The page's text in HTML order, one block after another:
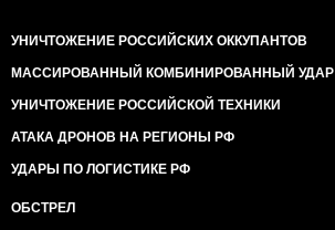
УНИЧТОЖЕНИЕ РОССИЙСКИХ ОККУПАНТОВ
МАССИРОВАННЫЙ КОМБИНИРОВАННЫЙ УДАР
УНИЧТОЖЕНИЕ РОССИЙСКОЙ ТЕХНИКИ
АТАКА ДРОНОВ НА РЕГИОНЫ РФ
УДАРЫ ПО ЛОГИСТИКЕ РФ
ОБСТРЕЛ